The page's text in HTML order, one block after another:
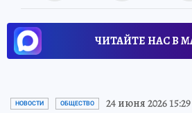
ЧИТАЙТЕ НАС В
НОВОСТИ ОБЩЕСТВО 24 июня 2026 15:29